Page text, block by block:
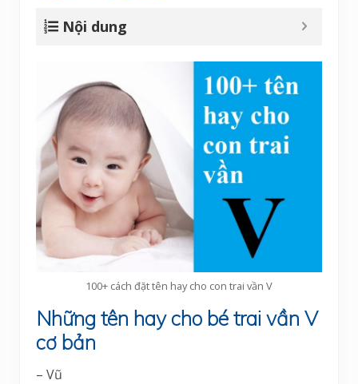
Nội dung
100+ cách đặt tên hay cho con trai vần V
Những tên hay cho bé trai vần V
cơ bản
– Vũ